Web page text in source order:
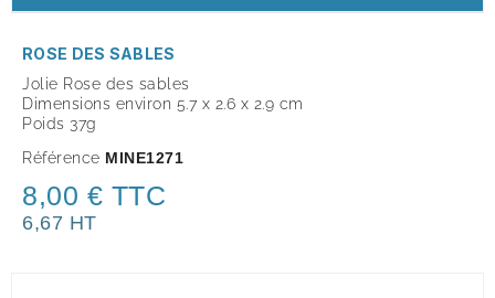
ROSE DES SABLES
Jolie Rose des sables
Dimensions environ 5.7 x 2.6 x 2.9 cm
Poids 37g
Référence MINE1271
8,00 € TTC
6,67 HT